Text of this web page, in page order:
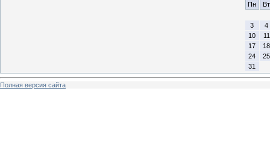
Пн
Вт
3
4
10
11
17
18
24
25
31
Полная версия сайта